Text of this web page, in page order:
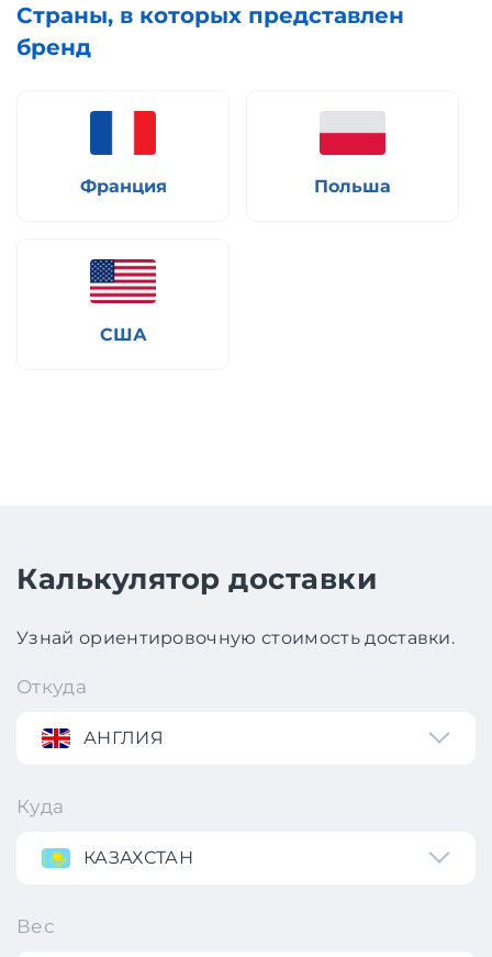
Страны, в которых представлен
бренд
Франция Польша
США
Калькулятор доставки
Узнай ориентировочную стоимость доставки.
Откуда
АНГЛИЯ
Куда
КАЗАХСТАН
Вес